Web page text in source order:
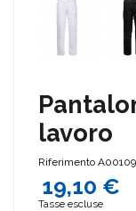
lavoro
Riferimento A00109
19,10 €
Tasse escluse